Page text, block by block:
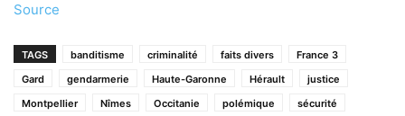
Source
TAGS banditisme criminalité faits divers
France 3
Gard
gendarmerie Haute-Garonne Hérault
justice
Montpellier
Nîmes Occitanie polémique
sécurité